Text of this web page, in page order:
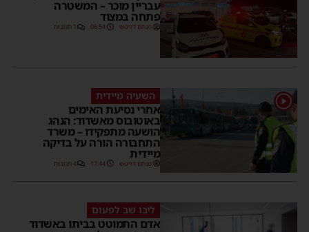
עבריין מוכר – המשטרה
פתחה במצוד
מנחם דויטש 06:54 1 תגובות
השעיה מיידית
אחרי נסיעת האימים
באוטובוס מאשדוד: הנהג
הושעה מתפקידו – משרד
התחבורה הורה על בדיקה
מיידית
מנחם דויטש 17:44 4 תגובות
ליבו שב לפעום
אדם התמוטט בביתו באשדוד